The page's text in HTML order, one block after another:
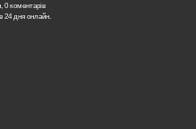
0 коментарів
24 дня онлайн.